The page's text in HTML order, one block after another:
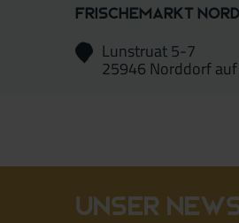
Frischemarkt
Lunstruat 5-7
25946 Norddorf
Unser